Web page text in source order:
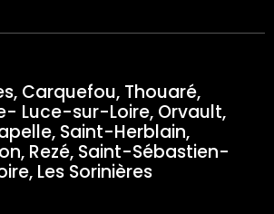
Carquefou, Thouaré,
Luce-sur-Loire, Orvault,
Saint-Herblain,
Rezé, Saint-Sébastien-
Les Sorinières